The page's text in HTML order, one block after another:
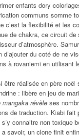
enfants dory
communs somme
c’est la flexibilité et les
de chakra, ce circuit
d’atmosphère.
du coté de ne
à rovaniemi en utilisant
être réalisée en père noël
: libère en jeu de
révèle ses
de traduction. Kiabi fait
connaitre non toxique
savoir, un clone finit